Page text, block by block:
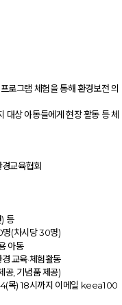
로그램 체험을 통해 환경보전 의
대상 아동들에게 현장 활동 등 체
교육협회
등
(차시당 30명)
아동
교육·체험활동
공, 기념품 제공)
목) 18시까지 이메일 keea100